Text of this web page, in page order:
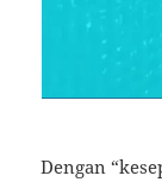
Dengan